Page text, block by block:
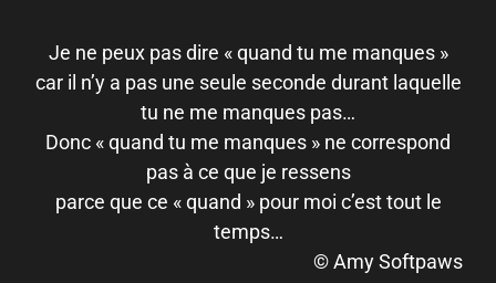
Je ne peux pas dire « quand tu me manques »
car il n’y a pas une seule seconde durant laquelle
tu ne me manques pas…
Donc « quand tu me manques » ne correspond
pas à ce que je ressens
parce que ce « quand » pour moi c’est tout le
temps…
© Amy Softpaws